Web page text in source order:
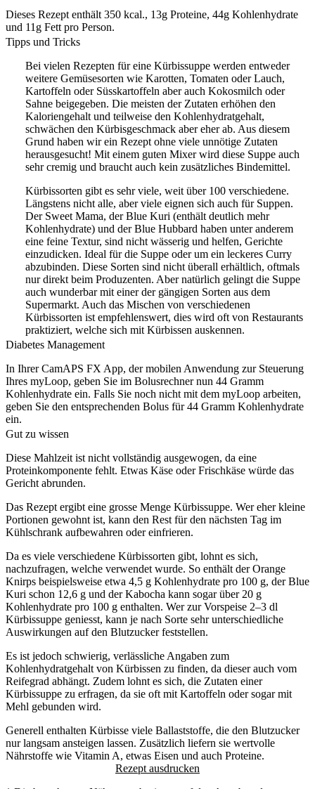
Dieses Rezept enthält 350 kcal., 13g Proteine, 44g Kohlenhydrate
und 11g Fett pro Person.
Tipps und Tricks
Bei vielen Rezepten für eine Kürbissuppe werden entweder
weitere Gemüsesorten wie Karotten, Tomaten oder Lauch,
Kartoffeln oder Süsskartoffeln aber auch Kokosmilch oder
Sahne beigegeben. Die meisten der Zutaten erhöhen den
Kaloriengehalt und teilweise den Kohlenhydratgehalt,
schwächen den Kürbisgeschmack aber eher ab. Aus diesem
Grund haben wir ein Rezept ohne viele unnötige Zutaten
herausgesucht! Mit einem guten Mixer wird diese Suppe auch
sehr cremig und braucht auch kein zusätzliches Bindemittel.
Kürbissorten gibt es sehr viele, weit über 100 verschiedene.
Längstens nicht alle, aber viele eignen sich auch für Suppen.
Der Sweet Mama, der Blue Kuri (enthält deutlich mehr
Kohlenhydrate) und der Blue Hubbard haben unter anderem
eine feine Textur, sind nicht wässerig und helfen, Gerichte
einzudicken. Ideal für die Suppe oder um ein leckeres Curry
abzubinden. Diese Sorten sind nicht überall erhältlich, oftmals
nur direkt beim Produzenten. Aber natürlich gelingt die Suppe
auch wunderbar mit einer der gängigen Sorten aus dem
Supermarkt. Auch das Mischen von verschiedenen
Kürbissorten ist empfehlenswert, dies wird oft von Restaurants
praktiziert, welche sich mit Kürbissen auskennen.
Diabetes Management
In Ihrer CamAPS FX App, der mobilen Anwendung zur Steuerung
Ihres myLoop, geben Sie im Bolusrechner nun 44 Gramm
Kohlenhydrate ein. Falls Sie noch nicht mit dem myLoop arbeiten,
geben Sie den entsprechenden Bolus für 44 Gramm Kohlenhydrate
ein.
Gut zu wissen
Diese Mahlzeit ist nicht vollständig ausgewogen, da eine
Proteinkomponente fehlt. Etwas Käse oder Frischkäse würde das
Gericht abrunden.
Das Rezept ergibt eine grosse Menge Kürbissuppe. Wer eher kleine
Portionen gewohnt ist, kann den Rest für den nächsten Tag im
Kühlschrank aufbewahren oder einfrieren.
Da es viele verschiedene Kürbissorten gibt, lohnt es sich,
nachzufragen, welche verwendet wurde. So enthält derOrange
Knirps beispielsweise etwa 4,5 g Kohlenhydrate pro 100 g, derBlue
Kuri schon 12,6 g und derKabocha kann sogar über 20 g
Kohlenhydrate pro 100 g enthalten. Wer zur Vorspeise 2–3 dl
Kürbissuppe geniesst, kann je nach Sorte sehr unterschiedliche
Auswirkungen auf den Blutzucker feststellen.
Es ist jedoch schwierig, verlässliche Angaben zum
Kohlenhydratgehalt von Kürbissen zu finden, da dieser auch vom
Reifegrad abhängt. Zudem lohnt es sich, die Zutaten einer
Kürbissuppe zu erfragen, da sie oft mit Kartoffeln oder sogar mit
Mehl gebunden wird.
Generell enthalten Kürbisse viele Ballaststoffe, die den Blutzucker
nur langsam ansteigen lassen. Zusätzlich liefern sie wertvolle
Nährstoffe wie Vitamin A, etwas Eisen und auch Proteine.
Rezept ausdrucken